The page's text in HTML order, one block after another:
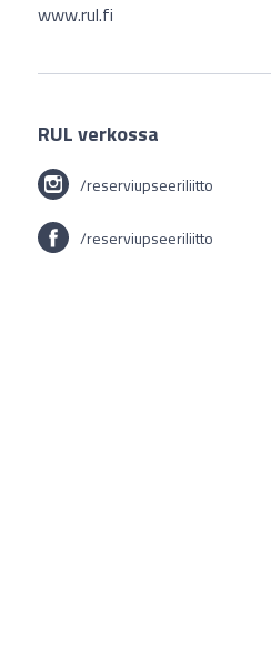
www.rul.fi
RUL verkossa
/reserviupseeriliitto
/reserviupseeriliitto